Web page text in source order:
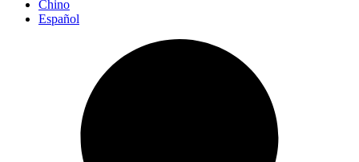
Chino
Español